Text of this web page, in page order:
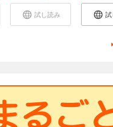
試し読み